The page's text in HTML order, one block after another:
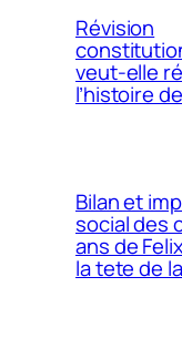
Révision
veut-elle
l’histoire
Bilan et
social des
ans de
la tete de